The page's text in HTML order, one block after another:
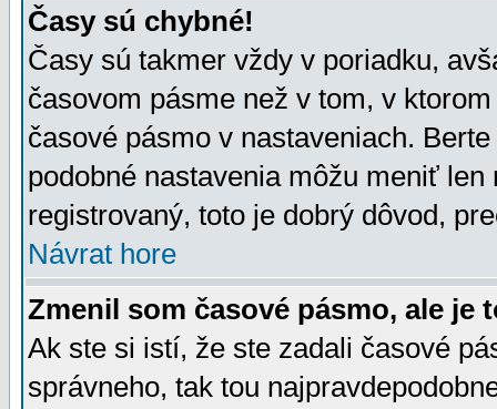
Časy sú chybné!
Časy sú takmer vždy v poriadku,
časovom pásme než v tom, v
časové pásmo v nastaveniach.
podobné nastavenia môžu meniť
registrovaný, toto je dobrý dôvod,
Návrat hore
Zmenil som časové pásmo, ale je
Ak ste si istí, že ste zadali časové
správneho, tak tou